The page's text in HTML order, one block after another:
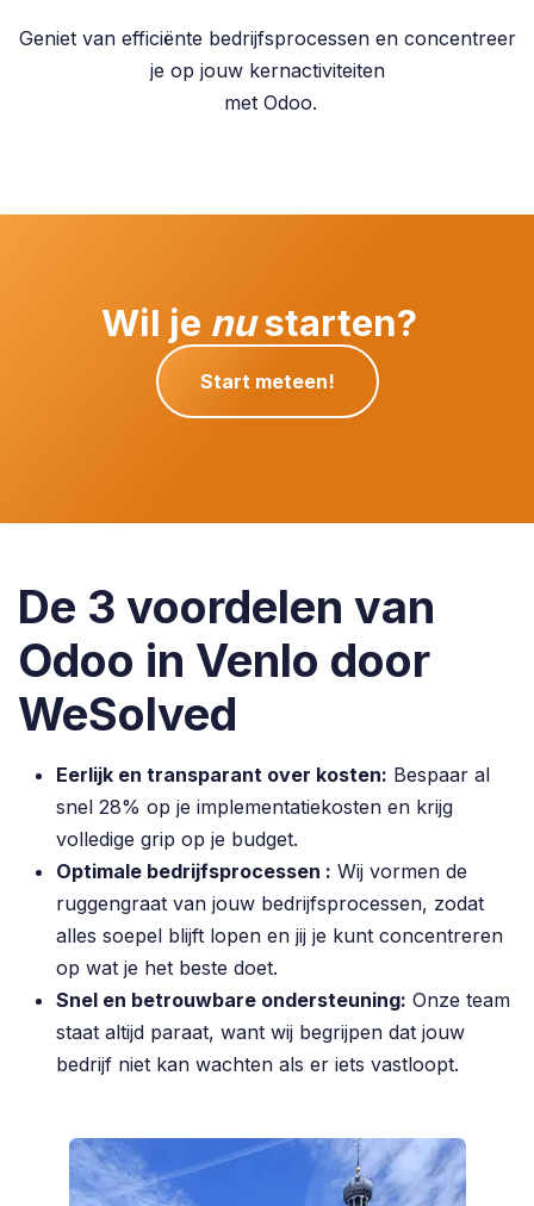
Geniet van efficiënte bedrijfsprocessen en concentreer
je op jouw kernactiviteiten
met Odoo.
Wil je nustarten?
Start meteen!
De 3 voordelen van
Odoo in Venlo door
WeSolved
Eerlijk en transparant over kosten: Bespaar al
snel 28% op je implementatiekosten en krijg
volledige grip op je budget.
Optimale bedrijfsprocessen : Wij vormen de
ruggengraat van jouw bedrijfsprocessen, zodat
alles soepel blijft lopen en jij je kunt concentreren
op wat je het beste doet.
Snel en betrouwbare ondersteuning: Onze team
staat altijd paraat, want wij begrijpen dat jouw
bedrijf niet kan wachten als er iets vastloopt.